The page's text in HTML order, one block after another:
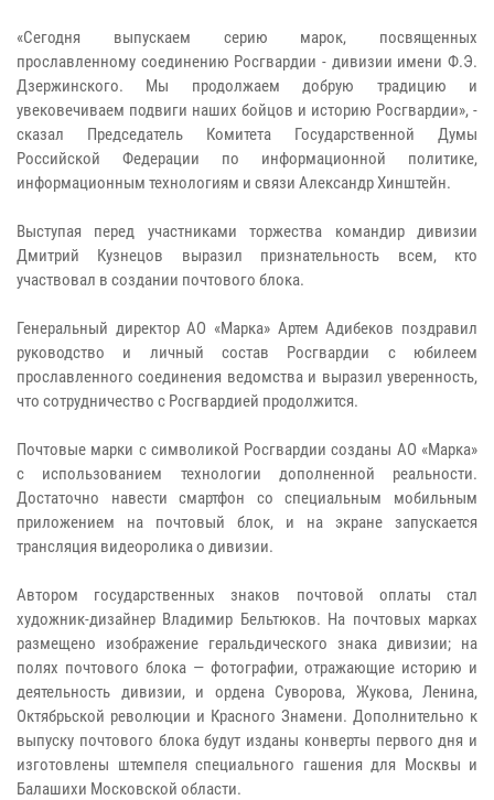
«Сегодня выпускаем серию марок, посвященных
прославленному соединению Росгвардии - дивизии имени Ф.Э.
Дзержинского. Мы продолжаем добрую традицию и
увековечиваем подвиги наших бойцов и историю Росгвардии», -
сказал Председатель Комитета Государственной Думы
Российской Федерации по информационной политике,
информационным технологиям и связи Александр Хинштейн.
Выступая перед участниками торжества командир дивизии
Дмитрий Кузнецов выразил признательность всем, кто
участвовал в создании почтового блока.
Генеральный директор АО «Марка» Артем Адибеков поздравил
руководство и личный состав Росгвардии с юбилеем
прославленного соединения ведомства и выразил уверенность,
что сотрудничество с Росгвардией продолжится.
Почтовые марки с символикой Росгвардии созданы АО «Марка»
с использованием технологии дополненной реальности.
Достаточно навести смартфон со специальным мобильным
приложением на почтовый блок, и на экране запускается
трансляция видеоролика о дивизии.
Автором государственных знаков почтовой оплаты стал
художник-дизайнер Владимир Бельтюков. На почтовых марках
размещено изображение геральдического знака дивизии; на
полях почтового блока — фотографии, отражающие историю и
деятельность дивизии, и ордена Суворова, Жукова, Ленина,
Октябрьской революции и Красного Знамени. Дополнительно к
выпуску почтового блока будут изданы конверты первого дня и
изготовлены штемпеля специального гашения для Москвы и
Балашихи Московской области.